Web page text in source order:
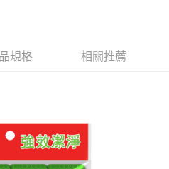
不需儲值。
付」後，將跳轉至「AFTEE先享後付」
後，即可完成結帳。
通知簡訊。
擊此簡訊中的連結，可透過四大超商／
運費
規格 相關推薦